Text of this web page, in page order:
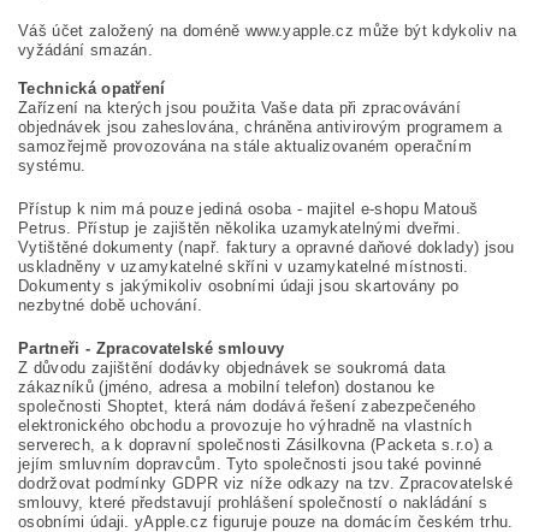
Váš účet založený na doméně www.yapple.cz může být kdykoliv na
vyžádání smazán.
Technická opatření
Zařízení na kterých jsou použita Vaše data při zpracovávání
objednávek jsou zaheslována, chráněna antivirovým programem a
samozřejmě provozována na stále aktualizovaném operačním
systému.
Přístup k nim má pouze jediná osoba - majitel e-shopu Matouš
Petrus. Přístup je zajištěn několika uzamykatelnými dveřmi.
Vytištěné dokumenty (např. faktury a opravné daňové doklady) jsou
uskladněny v uzamykatelné skříni v uzamykatelné místnosti.
Dokumenty s jakýmikoliv osobními údaji jsou skartovány po
nezbytné době uchování.
Partneři - Zpracovatelské smlouvy
Z důvodu zajištění dodávky objednávek se soukromá data
zákazníků (jméno, adresa a mobilní telefon) dostanou ke
společnosti Shoptet, která nám dodává řešení zabezpečeného
elektronického obchodu a provozuje ho výhradně na vlastních
serverech, a k dopravní společnosti Zásilkovna (Packeta s.r.o) a
jejím smluvním dopravcům. Tyto společnosti jsou také povinné
dodržovat podmínky GDPR viz níže odkazy na tzv. Zpracovatelské
smlouvy, které představují prohlášení společností o nakládání s
osobními údaji. yApple.cz figuruje pouze na domácím českém trhu.